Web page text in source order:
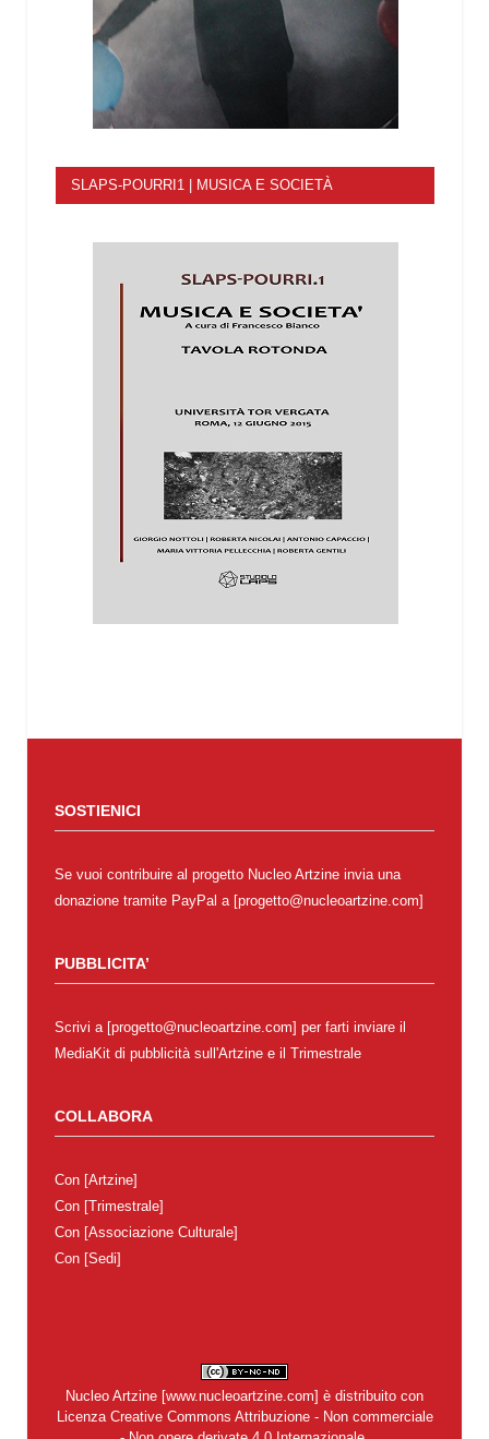
SLAPS-POURRI1 | MUSICA E SOCIETÀ
SOSTIENICI
Se vuoi contribuire al progetto Nucleo Artzine invia una
donazione tramite PayPal a [progetto@nucleoartzine.com]
PUBBLICITA’
Scrivi a [progetto@nucleoartzine.com] per farti inviare il
MediaKit di pubblicità sull'Artzine e il Trimestrale
COLLABORA
Con [Artzine]
Con [Trimestrale]
Con [Associazione Culturale]
Con [Sedi]
Nucleo Artzine [www.nucleoartzine.com] è distribuito con
Licenza Creative Commons Attribuzione - Non commerciale